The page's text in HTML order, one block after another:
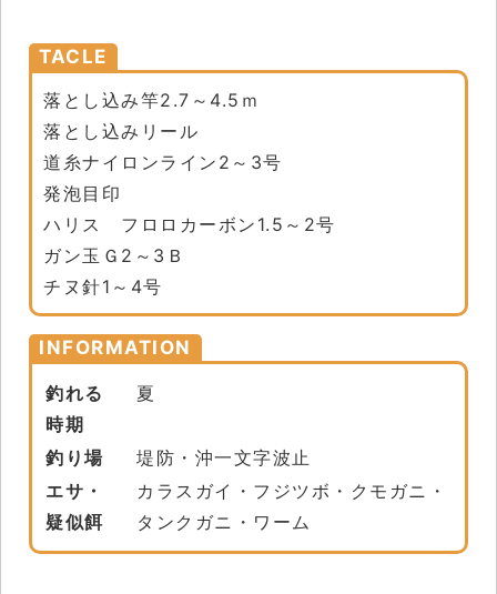
TACLE
落とし込み竿2.7～4.5ｍ
落とし込みリール
道糸ナイロンライン2～3号
発泡目印
ハリス フロロカーボン1.5～2号
ガン玉Ｇ2～3Ｂ
チヌ針1～4号
INFORMATION
釣れる
時期
夏
釣り場
堤防・沖一文字波止
エサ・
疑似餌
カラスガイ・フジツボ・クモガニ・
タンクガニ・ワーム